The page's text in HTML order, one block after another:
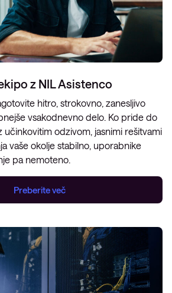
z NIL Asistenco
hitro, strokovno, zanesljivo
vsakodnevno delo. Ko pride do
učinkovitim odzivom, jasnimi rešitvami
vaše okolje stabilno, uporabnike
pa nemoteno.
Preberite več